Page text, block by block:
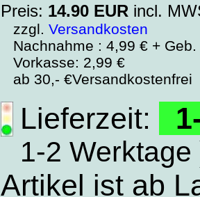
Preis: 14.90 EUR incl.
zzgl.Versandkosten
Nachnahme : 4,99 € + Geb.
Vorkasse: 2,99 €
ab 30,- €Versandkostenfrei
Lieferzeit:
1-2 Werktage
Artikel ist ab